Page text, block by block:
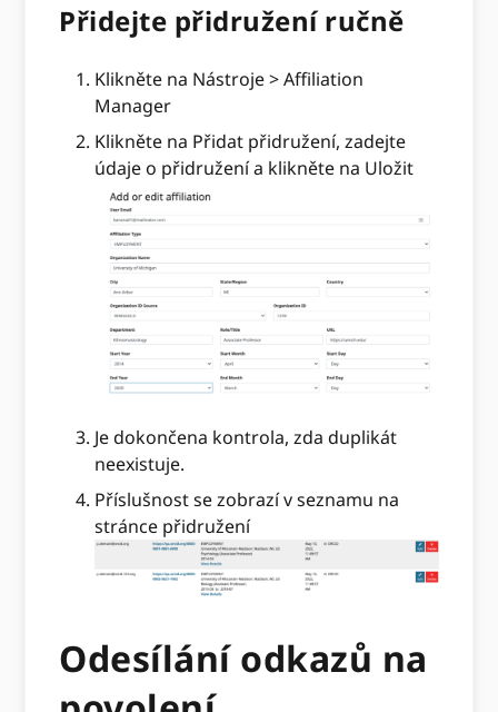
Přidejte přidružení ručně
Klikněte na Nástroje > Affiliation
Manager
Klikněte na Přidat přidružení, zadejte
údaje o přidružení a klikněte na Uložit
Je dokončena kontrola, zda duplikát
neexistuje.
Příslušnost se zobrazí v seznamu na
stránce přidružení
Odesílání odkazů na